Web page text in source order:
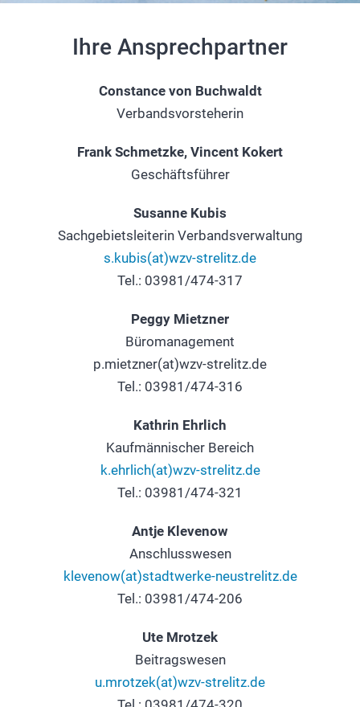
Ihre Ansprechpartner
Constance von Buchwaldt
Verbandsvorsteherin
Frank Schmetzke, Vincent Kokert
Geschäftsführer
Susanne Kubis
Sachgebietsleiterin Verbandsverwaltung
s.kubis(at)wzv-strelitz.de
Tel.: 03981/474-317
Peggy Mietzner
Büromanagement
p.mietzner(at)wzv-strelitz.de
Tel.: 03981/474-316
Kathrin Ehrlich
Kaufmännischer Bereich
k.ehrlich(at)wzv-strelitz.de
Tel.: 03981/474-321
Antje Klevenow
Anschlusswesen
klevenow(at)stadtwerke-neustrelitz.de
Tel.: 03981/474-206
Ute Mrotzek
Beitragswesen
u.mrotzek(at)wzv-strelitz.de